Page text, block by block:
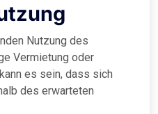
Nutzung des
Vermietung oder
es sein, dass sich
des erwarteten